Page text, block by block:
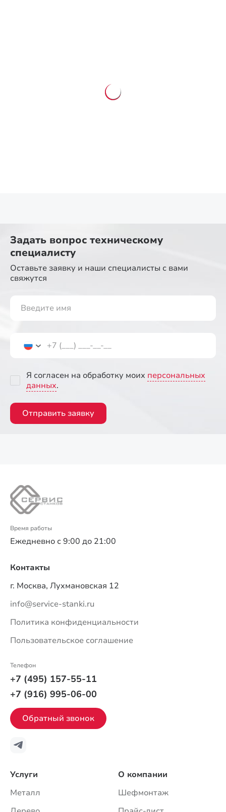
Задать вопрос техническому
специалисту
Оставьте заявку и наши специалисты с вами
свяжутся
Я согласен на обработку моих персональных
данных.
Отправить заявку
Время работы
Ежедневно с 9:00 до 21:00
Услуги
Металл
О компании
Шефмонтаж
Контакты
г. Москва, Лухмановская 12
info@service-stanki.ru
Политика конфиденциальности
Пользовательское соглашение
Телефон
+7 (495) 157-55-11
+7 (916) 995-06-00
Обратный звонок